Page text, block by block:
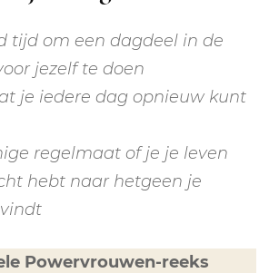
tijd om een dagdeel in de
jezelf te doen
je iedere dag opnieuw kunt
regelmaat of je je leven
hebt naar hetgeen je
Powervrouwen-reeks